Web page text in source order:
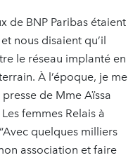
de BNP Paribas étaient
nous disaient qu’il
le réseau implanté en
À l’époque, je me
de Mme Aïssa
femmes Relais à
quelques milliers
association et faire